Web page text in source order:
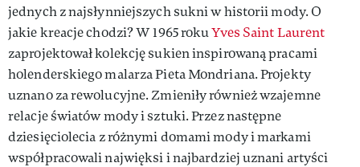
jednych z najsłynniejszych sukni w historii mody. O
jakie kreacje chodzi? W 1965 rokuYves Saint Laurent
zaprojektował kolekcję sukien inspirowaną pracami
holenderskiego malarza Pieta Mondriana. Projekty
uznano za rewolucyjne. Zmieniły również wzajemne
relacje światów mody i sztuki. Przez następne
dziesięciolecia z różnymi domami mody i markami
współpracowali najwięksi i najbardziej uznani artyści